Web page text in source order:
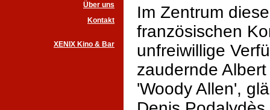
Über uns
Kontakt
XENIX Kino & Bar
Im Zentrum
französischen
unfreiwillige
zaudernde
'Woody Allen',